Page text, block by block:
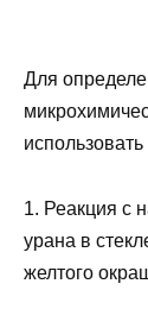
Для
1. Реакция с
урана в
желтого